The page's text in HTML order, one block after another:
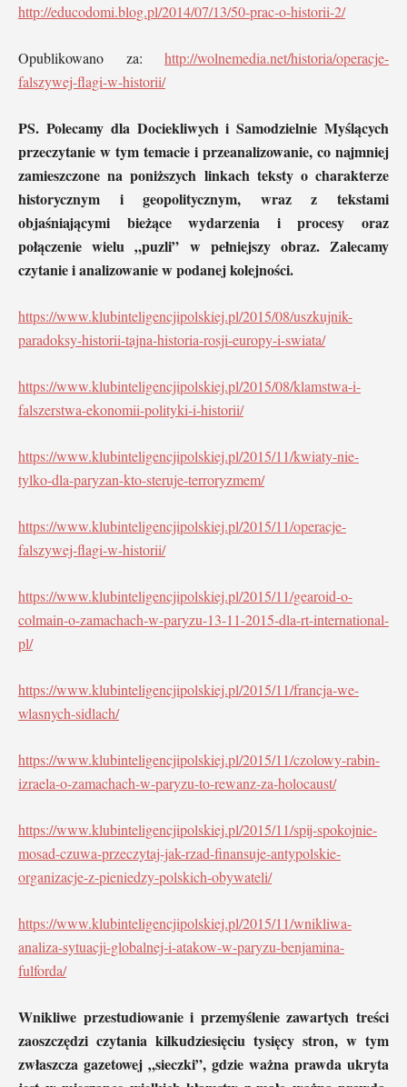
http://educodomi.blog.pl/2014/07/13/50-prac-o-historii-2/
Opublikowano za: http://wolnemedia.net/historia/operacje-
falszywej-flagi-w-historii/
PS. Polecamy dla Dociekliwych i Samodzielnie Myślących
przeczytanie w tym temacie i przeanalizowanie, co najmniej
zamieszczone na poniższych linkach teksty o charakterze
historycznym i geopolitycznym, wraz z tekstami
objaśniającymi bieżące wydarzenia i procesy oraz
połączenie wielu „puzli” w pełniejszy obraz. Zalecamy
czytanie i analizowanie w podanej kolejności.
https://www.klubinteligencjipolskiej.pl/2015/08/uszkujnik-
paradoksy-historii-tajna-historia-rosji-europy-i-swiata/
https://www.klubinteligencjipolskiej.pl/2015/08/klamstwa-i-
falszerstwa-ekonomii-polityki-i-historii/
https://www.klubinteligencjipolskiej.pl/2015/11/kwiaty-nie-
tylko-dla-paryzan-kto-steruje-terroryzmem/
https://www.klubinteligencjipolskiej.pl/2015/11/operacje-
falszywej-flagi-w-historii/
https://www.klubinteligencjipolskiej.pl/2015/11/gearoid-o-
colmain-o-zamachach-w-paryzu-13-11-2015-dla-rt-international-
pl/
https://www.klubinteligencjipolskiej.pl/2015/11/francja-we-
wlasnych-sidlach/
https://www.klubinteligencjipolskiej.pl/2015/11/czolowy-rabin-
izraela-o-zamachach-w-paryzu-to-rewanz-za-holocaust/
https://www.klubinteligencjipolskiej.pl/2015/11/spij-spokojnie-
mosad-czuwa-przeczytaj-jak-rzad-finansuje-antypolskie-
organizacje-z-pieniedzy-polskich-obywateli/
https://www.klubinteligencjipolskiej.pl/2015/11/wnikliwa-
analiza-sytuacji-globalnej-i-atakow-w-paryzu-benjamina-
fulforda/
Wnikliwe przestudiowanie i przemyślenie zawartych treści
zaoszczędzi czytania kilkudziesięciu tysięcy stron, w tym
zwłaszcza gazetowej „sieczki”, gdzie ważna prawda ukryta